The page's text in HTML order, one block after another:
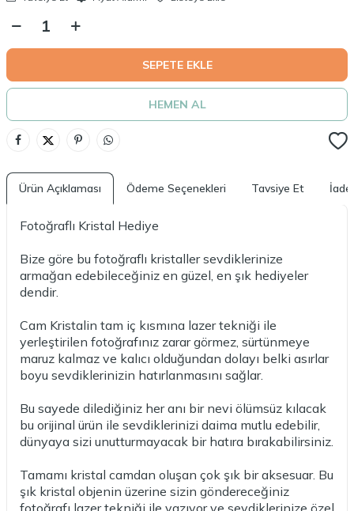
SEPETE EKLE
HEMEN AL
Ürün Açıklaması Ödeme Seçenekleri Tavsiye Et İade
Fotoğraflı Kristal Hediye
Bize göre bu fotoğraflı kristaller sevdiklerinize
armağan edebileceğiniz en güzel, en şık hediyeler
dendir.
Cam Kristalin tam iç kısmına lazer tekniği ile
yerleştirilen fotoğrafınız zarar görmez, sürtünmeye
maruz kalmaz ve kalıcı olduğundan dolayı belki asırlar
boyu sevdiklerinizin hatırlanmasını sağlar.
Bu sayede dilediğiniz her anı bir nevi ölümsüz kılacak
bu orijinal ürün ile sevdiklerinizi daima mutlu edebilir,
dünyaya sizi unutturmayacak bir hatıra bırakabilirsiniz.
Tamamı kristal camdan oluşan çok şık bir aksesuar. Bu
şık kristal objenin üzerine sizin göndereceğiniz
fotoğrafı lazer tekniği ile yazıyor ve sevdiklerinize özel